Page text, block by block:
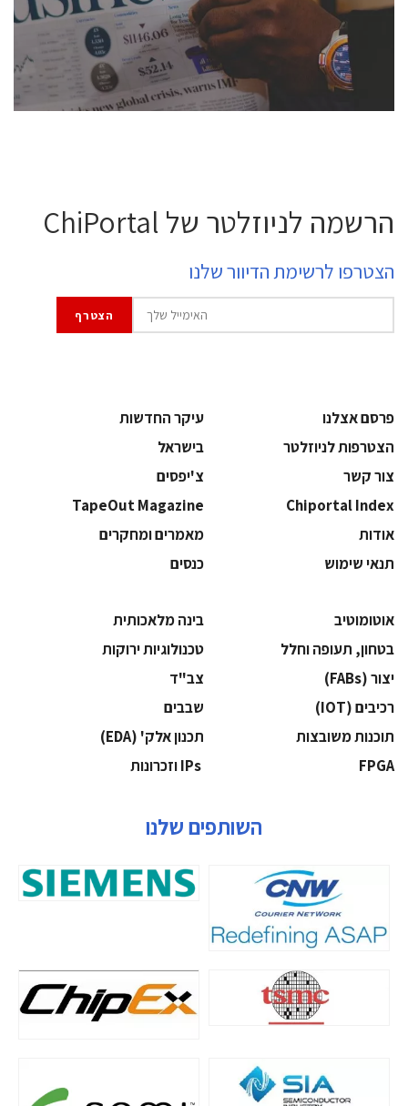
professional experts, and senior executives.
לחץ לפרטים
הרשמה לניוזלטר של ChiPortal
הצטרפו לרשימת הדיוור שלנו
פרסם אצלנו
עיקר החדשות
הצטרפות לניוזלטר
בישראל
צור קשר
צ'יפסים
Chiportal Index
TapeOut Magazine
אודות
מאמרים ומחקרים
תנאי שימוש
כנסים
אוטומוטיב
בינה מלאכותית
בטחון, תעופה וחלל
‫טכנולוגיות ירוקות‬
‫יצור (‪(FABs‬‬
‫צב"ד‬
‫רכיבים‬ (IOT)
‫שבבים‬
‫תוכנות משובצות‬
‫תכנון אלק' (‪(EDA‬‬
‫‪FPGA‬‬
השותפים שלנו